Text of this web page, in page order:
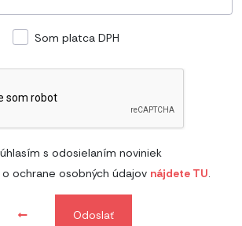
Som platca DPH
s odosielaním noviniek
ochrane osobných údajov nájdete TU
Odoslať